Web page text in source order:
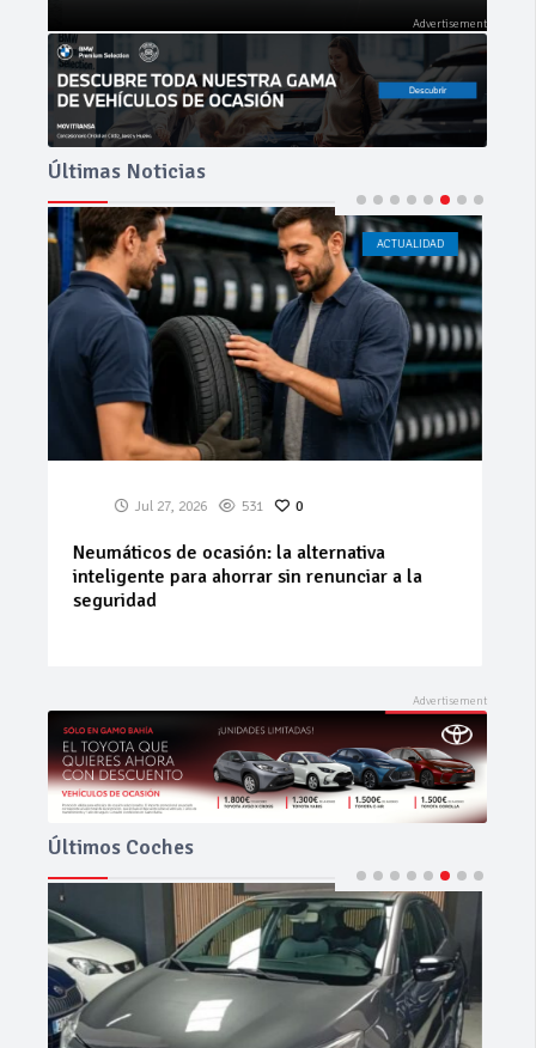
Últimas Noticias
ACTUALIDAD CÁDIZ
Jul 23, 2026 188 0
La 42ª Subida a Vejer comienza a perfilarse
Últimos Coches